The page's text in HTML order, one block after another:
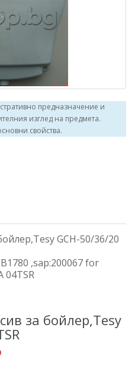
предназначение и
изглед на предмета.
свойства.
GCH-50/36/20
,sap:200067 for
04TSR
за бойлер,Tesy